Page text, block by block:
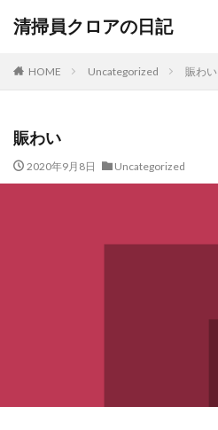
清掃員クロアの日記
HOME Uncategorized 賑わい
賑わい
2020年9月8日 Uncategorized